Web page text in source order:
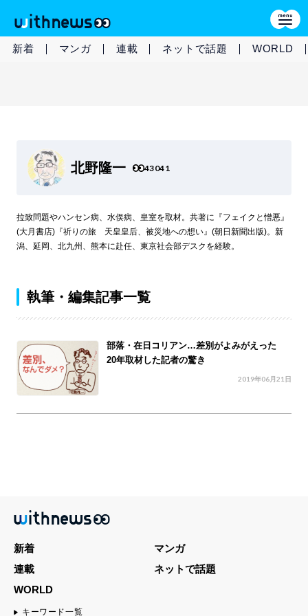
新着 マンガ 連載 ネットで話題 WORLD
北野隆一 43041
拉致問題やハンセン病、水俣病、皇室を取材。共著に『フェイクと憎悪』
(大月書店)『祈りの旅 天皇皇后、被災地への想い』(朝日新聞出版)。新
潟、延岡、北九州、熊本に赴任、東京社会部デスクを経験。
執筆・編集記事一覧
部落・在日コリアン…差別がよみがえった
20年取材した記者の驚き
2019年06月21日
新着
マンガ
連載
ネットで話題
WORLD
キーワード一覧